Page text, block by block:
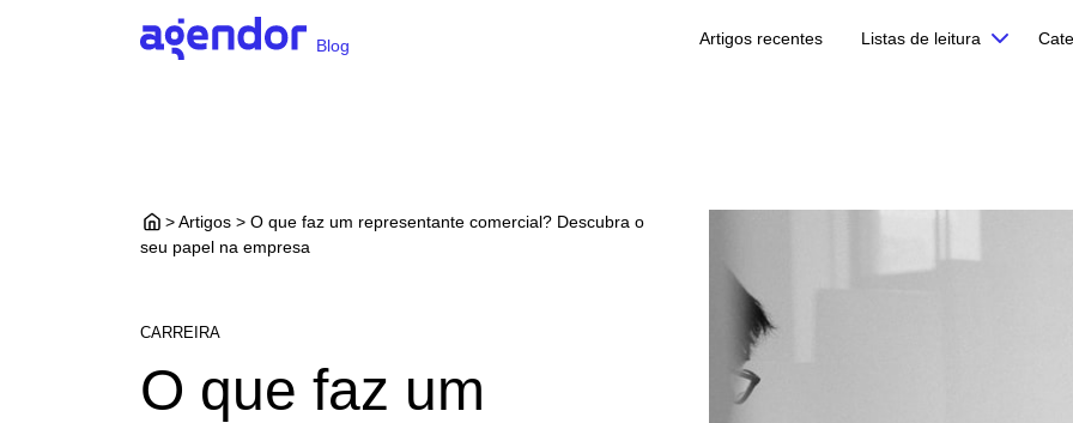
Blog Artigos recentes Listas de leitura
> Artigos > O que faz um representante comercial? Descubra o
seu papel na empresa
CARREIRA
O que faz um